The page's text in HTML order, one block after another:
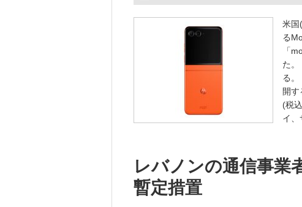
米国
る
「
た。
る。
開
(税
イ、
レバノンの通信事業
暫定措置